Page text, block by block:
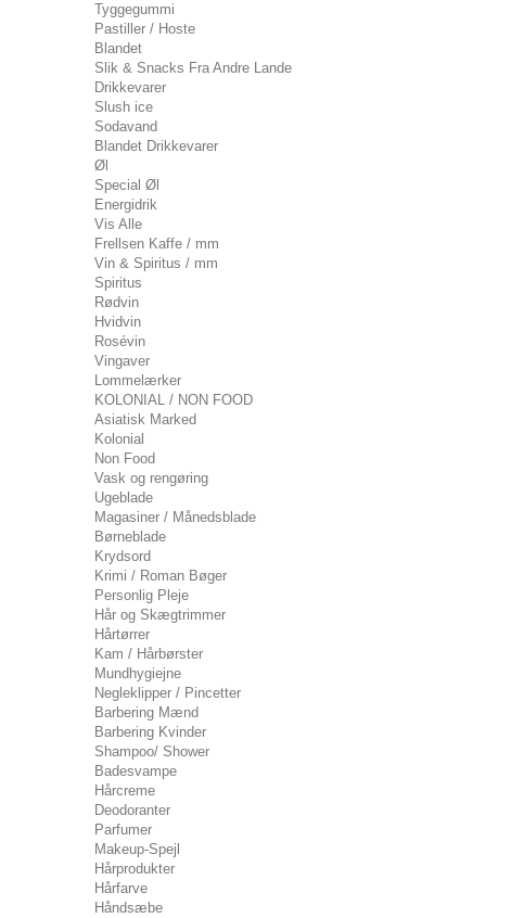
Tyggegummi
Pastiller / Hoste
Blandet
Slik & Snacks Fra Andre Lande
Drikkevarer
Slush ice
Sodavand
Blandet Drikkevarer
Øl
Special Øl
Energidrik
Vis Alle
Frellsen Kaffe / mm
Vin & Spiritus / mm
Spiritus
Rødvin
Hvidvin
Rosévin
Vingaver
Lommelærker
KOLONIAL / NON FOOD
Asiatisk Marked
Kolonial
Non Food
Vask og rengøring
Ugeblade
Magasiner / Månedsblade
Børneblade
Krydsord
Krimi / Roman Bøger
Personlig Pleje
Hår og Skægtrimmer
Hårtørrer
Kam / Hårbørster
Mundhygiejne
Negleklipper / Pincetter
Barbering Mænd
Barbering Kvinder
Shampoo/ Shower
Badesvampe
Hårcreme
Deodoranter
Parfumer
Makeup-Spejl
Hårprodukter
Hårfarve
Håndsæbe